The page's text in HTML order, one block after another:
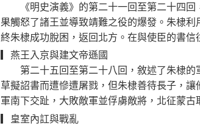
《明史演義》的第二十一回至第二十四回
果觸怒了諸王並導致靖難之役的爆發。朱棣
終朱棣成功脫困，返回北方。在與使臣的書
▎燕王入京與建文帝遜國
第二十五回至第二十八回，敘述了朱棣的
草擬詔書而遭慘遭屠戮，但朱棣善待長子，
軍南下交趾，大敗敵軍並俘虜敵將，北征蒙
▎皇室內訌與戰亂